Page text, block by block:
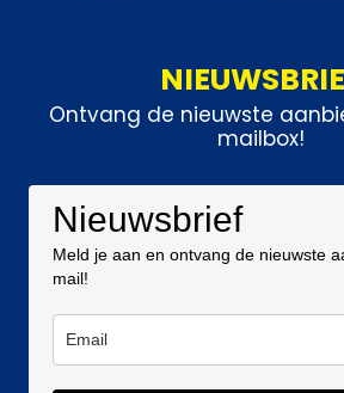
Ontvang de nieuwste
mailbox!
Nieuwsbrief
Meld je aan en ontvang de nieuwste
mail!